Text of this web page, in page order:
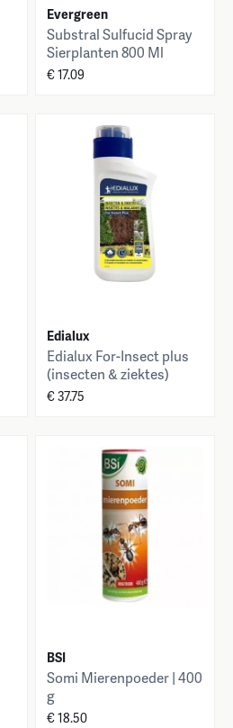
Evergreen
Substral Sulfucid Spray
Sierplanten 800 Ml
€ 17.09
Edialux
Edialux For-Insect plus
(insecten & ziektes)
350ml
€ 37.75
BSI
Somi Mierenpoeder | 400
g
€ 18.50